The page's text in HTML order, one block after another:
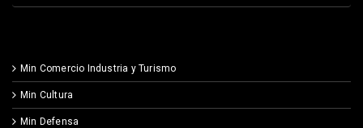
Min Comercio Industria y Turismo
Min Cultura
Min Defensa